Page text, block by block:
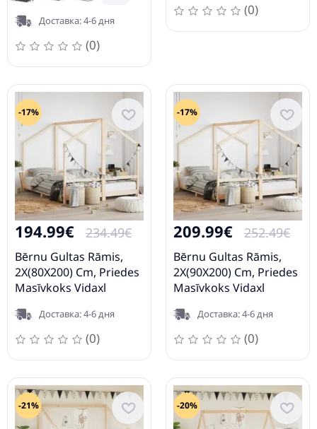
Доставка: 4-6 дня
(0)
(0)
-17%
194.99€ 234.49€
Bērnu Gultas Rāmis,
2X(80X200) Cm, Priedes
Masīvkoks Vidaxl
Доставка: 4-6 дня
(0)
-17%
209.99€ 252.49€
Bērnu Gultas Rāmis,
2X(90X200) Cm, Priedes
Masīvkoks Vidaxl
Доставка: 4-6 дня
(0)
-21% -20%